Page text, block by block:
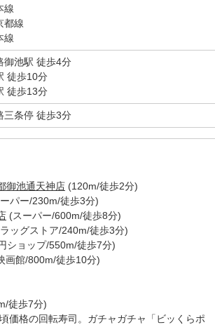
線
都線
線
御池駅 徒歩4分
徒歩10分
徒歩13分
三条停 徒歩3分
御池通天神店 (120m/徒歩2分)
パー/230m/徒歩3分)
(スーパー/600m/徒歩8分)
ッグストア/240m/徒歩3分)
ショップ/550m/徒歩7分)
画館/800m/徒歩10分)
徒歩7分)
価格の回転寿司。ガチャガチャ「ビッくらポ